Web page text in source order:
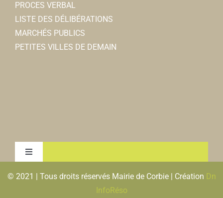
PROCES VERBAL
LISTE DES DÉLIBÉRATIONS
MARCHÉS PUBLICS
PETITES VILLES DE DEMAIN
Toggle
MENTIONS LEGALES & RGPD
© 2021 | Tous droits réservés Mairie de Corbie | Création Dn
InfoRéso